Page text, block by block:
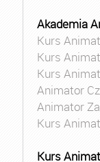
Akademia
Kurs
Kurs
Kurs
Animator
Animator
Kurs
Kurs